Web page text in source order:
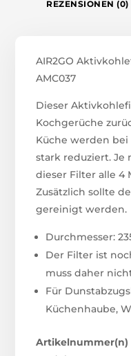
REZENSIONEN (0)
AIR2GO
AMC037
Dieser
Kochgerüche
Küche werden
stark reduziert. Je
dieser Filter alle 4
Zusätzlich sollte
gereinigt werden.
Durchmesser:
Der Filter ist
muss daher
Für
Küchenhaube,
Artikelnummer(n)